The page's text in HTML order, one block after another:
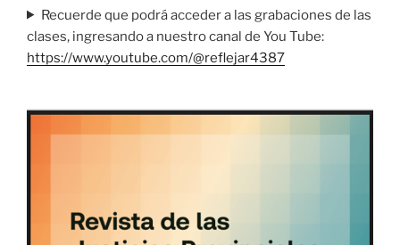
Recuerde que podrá acceder a las grabaciones de las
clases, ingresando a nuestro canal de You Tube:
https://www.youtube.com/@reflejar4387